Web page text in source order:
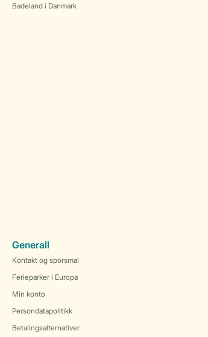
Badeland i Danmark
Generall
Kontakt og sporsmal
Ferieparker i Europa
Min konto
Persondatapolitikk
Betalingsalternativer